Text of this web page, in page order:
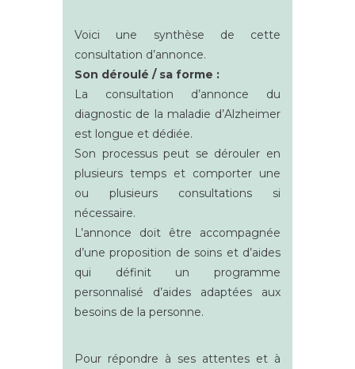
Voici une synthèse de cette
consultation d’annonce.
Son déroulé / sa forme :
La consultation d’annonce du
diagnostic de la maladie d’Alzheimer
est longue et dédiée.
Son processus peut se dérouler en
plusieurs temps et comporter une
ou plusieurs consultations si
nécessaire.
L’annonce doit être accompagnée
d’une proposition de soins et d’aides
qui définit un programme
personnalisé d’aides adaptées aux
besoins de la personne.
Pour répondre à ses attentes et à